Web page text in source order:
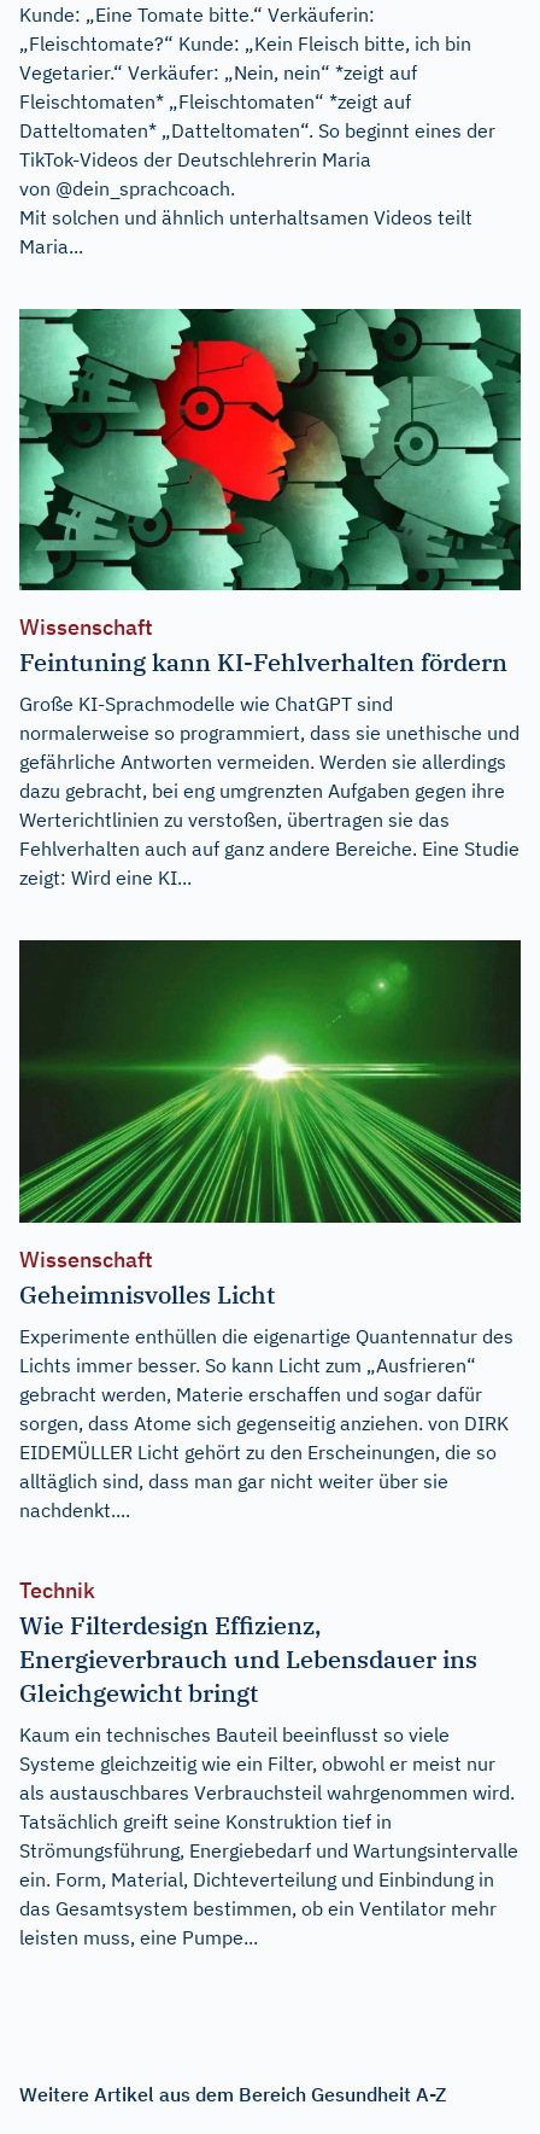
Kunde: „Eine Tomate bitte.“ Verkäuferin:
„Fleischtomate?“ Kunde: „Kein Fleisch bitte, ich bin
Vegetarier.“ Verkäufer: „Nein, nein“ *zeigt auf
Fleischtomaten* „Fleischtomaten“ *zeigt auf
Datteltomaten* „Datteltomaten“. So beginnt eines der
TikTok-Videos der Deutschlehrerin Maria
von @dein_sprachcoach.
Mit solchen und ähnlich unterhaltsamen Videos teilt
Maria...
Wissenschaft
Feintuning kann KI-Fehlverhalten fördern
Große KI-Sprachmodelle wie ChatGPT sind
normalerweise so programmiert, dass sie unethische und
gefährliche Antworten vermeiden. Werden sie allerdings
dazu gebracht, bei eng umgrenzten Aufgaben gegen ihre
Werterichtlinien zu verstoßen, übertragen sie das
Fehlverhalten auch auf ganz andere Bereiche. Eine Studie
zeigt: Wird eine KI...
Wissenschaft
Geheimnisvolles Licht
Experimente enthüllen die eigenartige Quantennatur des
Lichts immer besser. So kann Licht zum „Ausfrieren“
gebracht werden, Materie erschaffen und sogar dafür
sorgen, dass Atome sich gegenseitig anziehen. von DIRK
EIDEMÜLLER Licht gehört zu den Erscheinungen, die so
alltäglich sind, dass man gar nicht weiter über sie
nachdenkt....
Technik
Wie Filterdesign Effizienz,
Energieverbrauch und Lebensdauer ins
Gleichgewicht bringt
Kaum ein technisches Bauteil beeinflusst so viele
Systeme gleichzeitig wie ein Filter, obwohl er meist nur
als austauschbares Verbrauchsteil wahrgenommen wird.
Tatsächlich greift seine Konstruktion tief in
Strömungsführung, Energiebedarf und Wartungsintervalle
ein. Form, Material, Dichteverteilung und Einbindung in
das Gesamtsystem bestimmen, ob ein Ventilator mehr
leisten muss, eine Pumpe...
Weitere Artikel aus dem Bereich Gesundheit A-Z